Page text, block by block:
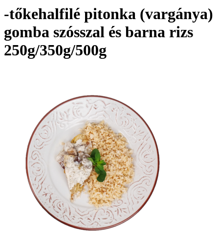
-tőkehalfilé pitonka (vargánya)
gomba szósszal és barna rizs
250g/350g/500g